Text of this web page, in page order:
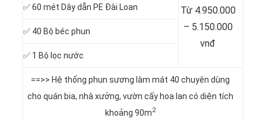
Từ 4.950.000
– 5.150.000
vnđ
✅ 60 mét Dây dẫn PE Đài Loan
✅ 40 Bộ béc phun
✅ 1 Bộ lọc nước
==>> Hệ thống phun sương làm mát 40 chuyên dùng
cho quán bia, nhà xưởng, vườn cấy hoa lan có diện tích
khoảng 90m2